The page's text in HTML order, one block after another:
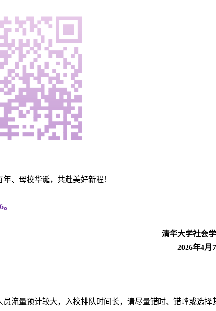
、母校华诞，共赴美好新程！
清华大学社会
2026年4月
流量预计较大，入校排队时间长，请尽量错时、错峰或选择